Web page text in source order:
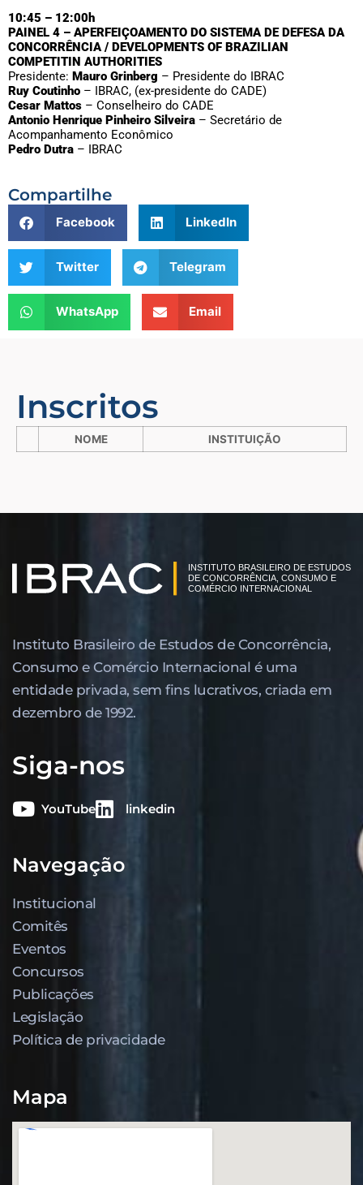
10:45 – 12:00h
PAINEL 4 – APERFEIÇOAMENTO DO SISTEMA DE DEFESA DA
CONCORRÊNCIA / DEVELOPMENTS OF BRAZILIAN
COMPETITIN AUTHORITIES
Presidente: Mauro Grinberg – Presidente do IBRAC
Ruy Coutinho – IBRAC, (ex-presidente do CADE)
Cesar Mattos – Conselheiro do CADE
Antonio Henrique Pinheiro Silveira – Secretário de
Acompanhamento Econômico
Pedro Dutra – IBRAC
Compartilhe
Facebook LinkedIn
Twitter Telegram
WhatsApp Email
Inscritos
NOME INSTITUIÇÃO
Instituto Brasileiro de Estudos de Concor­rência,
Consumo e Comércio Internacional é uma
entidade privada, sem fins lucrativos, criada em
dezembro de 1992.
Siga-nos
YouTube linkedin
Navegação
Institucional
Comitês
Eventos
Concursos
Publicações
Legislação
Política de privacidade
Mapa